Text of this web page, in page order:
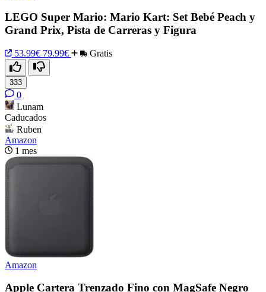
LEGO Super Mario: Mario Kart: Set Bebé Peach y
Grand Prix, Pista de Carreras y Figura
53.99€ 79.99€ Gratis
333
0
Lunam
Caducados
Ruben
Amazon
1 mes
Amazon
Apple Cartera Trenzado Fino con MagSafe Negro